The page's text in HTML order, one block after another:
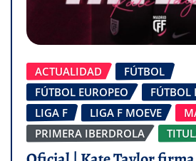
ACTUALIDAD
FÚTBOL
FÚTBOL EUROPEO
FÚTBOL
LIGA F
LIGA F MOEVE
PRIMERA IBERDROLA